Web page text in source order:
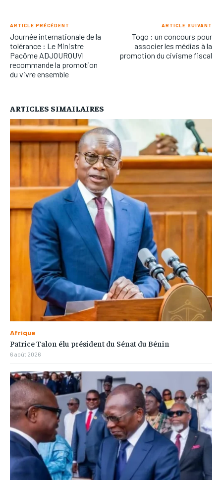
ARTICLE PRÉCÉDENT
Journée internationale de la
tolérance : Le Ministre
Pacôme ADJOUROUVI
recommande la promotion
du vivre ensemble
ARTICLE SUIVANT
Togo : un concours pour
associer les médias à la
promotion du civisme fiscal
ARTICLES SIMAILAIRES
Afrique
Patrice Talon élu président du Sénat du Bénin
6 août 2026